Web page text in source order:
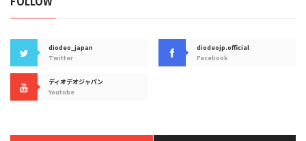
diodeo_japan
Twitter
diodeojp.official
Facebook
ディオデオジャパン
Youtube